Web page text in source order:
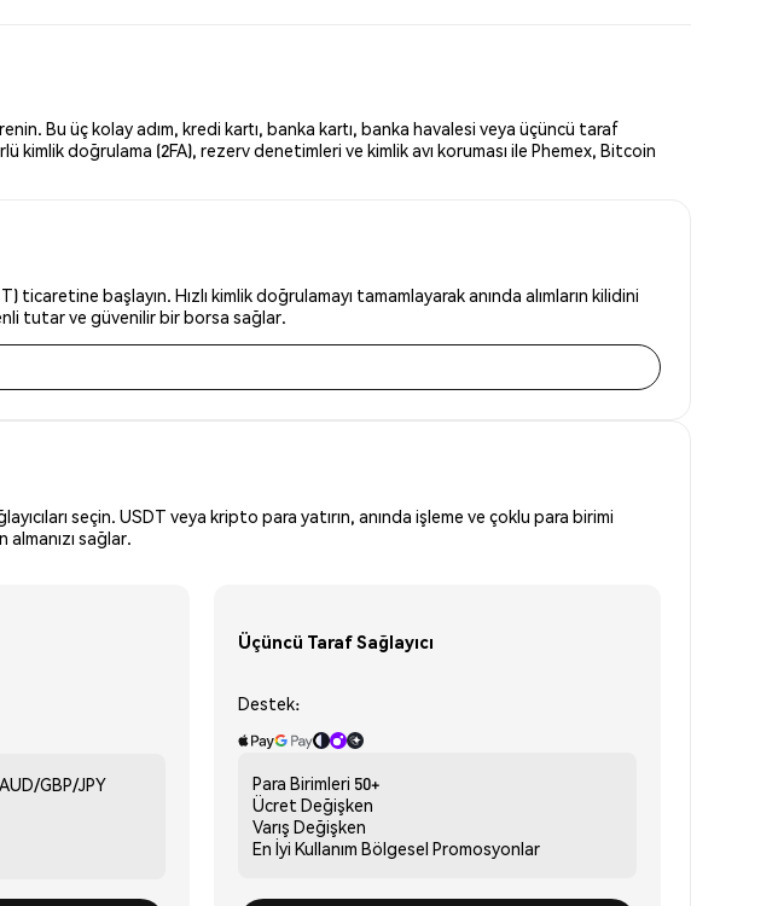
Bu üç kolay adım, kredi kartı, banka kartı, banka havalesi veya üçüncü taraf
doğrulama (2FA), rezerv denetimleri ve kimlik avı koruması ile Phemex, Bitcoin
başlayın. Hızlı kimlik doğrulamayı tamamlayarak anında alımların kilidini
tutar ve güvenilir bir borsa sağlar.
seçin. USDT veya kripto para yatırın, anında işleme ve çoklu para birimi
sağlar.
GBP/JPY
Üçüncü Taraf Sağlayıcı
Destek:
Para Birimleri 50+
Ücret Değişken
Varış Değişken
En İyi Kullanım Bölgesel Promosyonlar